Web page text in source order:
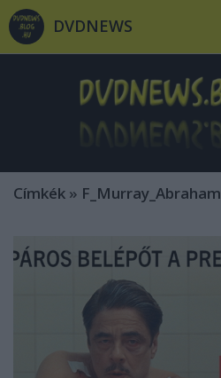
DVDNEWS
Címkék » F_Murray_Abraham